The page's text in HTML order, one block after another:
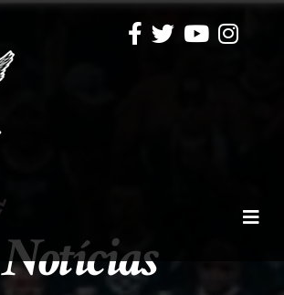
Notícias